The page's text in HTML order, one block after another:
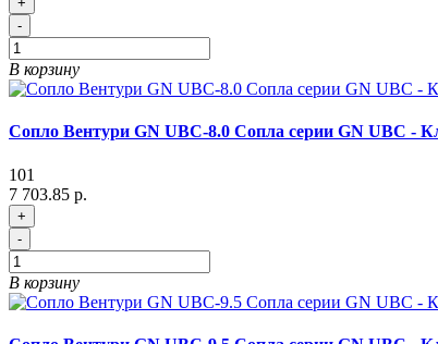
-
В корзину
Сопло Вентури GN UBC-8.0 Сопла серии GN UBC -
101
7 703.85 р.
+
-
В корзину